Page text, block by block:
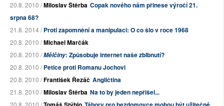
20.8. 2010 /Miloslav Štěrba Copak nového nám přinese výročí 21.
srpna 68?
21.8. 2014 /Proti zapomnění a manipulaci: O co šlo v roce 1968
20.8. 2010 /Michael Marčák
20.8. 2010 /Mělčiny: Způsobuje internet naše zblbnutí?
20.8. 2010 /Petice proti Romanu Jochovi
20.8. 2010 /František Řezáč Angličtina
21.8. 2010 /Miloslav Štěrba Na to by jeden nepřišel...
20.8. 2010 /